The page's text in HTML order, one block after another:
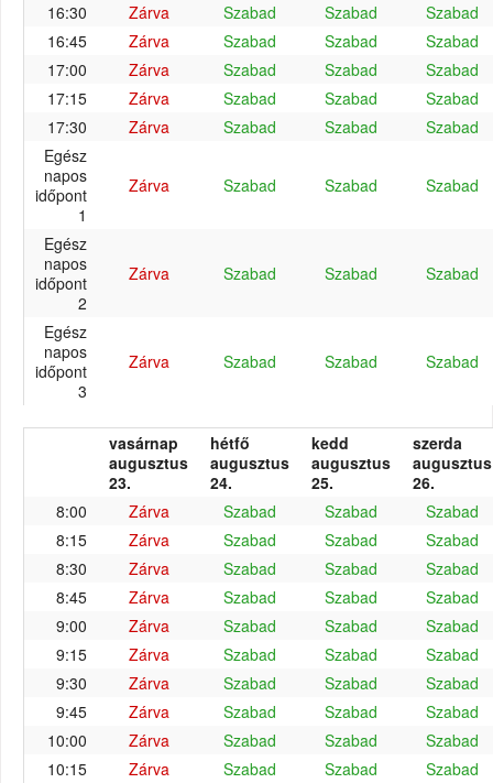
16:30 Zárva Szabad Szabad
Szabad
16:45
Zárva Szabad Szabad
Szabad
17:00
Zárva Szabad Szabad
Szabad
17:15
Zárva Szabad Szabad
Szabad
17:30
Zárva Szabad Szabad
Szabad
Egész
napos
időpont
1
Zárva Szabad Szabad Szabad
Egész
napos
időpont
2
Zárva Szabad Szabad Szabad
Egész
napos
időpont
3
Zárva Szabad Szabad Szabad
vasárnap
augusztus
23.
hétfő
augusztus
24.
kedd
augusztus
25.
szerda
augusztus
26.
8:00
Zárva Szabad Szabad
Szabad
8:15
Zárva Szabad Szabad
Szabad
8:30
Zárva Szabad Szabad
Szabad
8:45
Zárva Szabad Szabad
Szabad
9:00
Zárva Szabad Szabad
Szabad
9:15
Zárva Szabad Szabad
Szabad
9:30
Zárva Szabad Szabad
Szabad
9:45
Zárva Szabad Szabad
Szabad
10:00
Zárva Szabad Szabad
Szabad
10:15
Zárva Szabad Szabad
Szabad